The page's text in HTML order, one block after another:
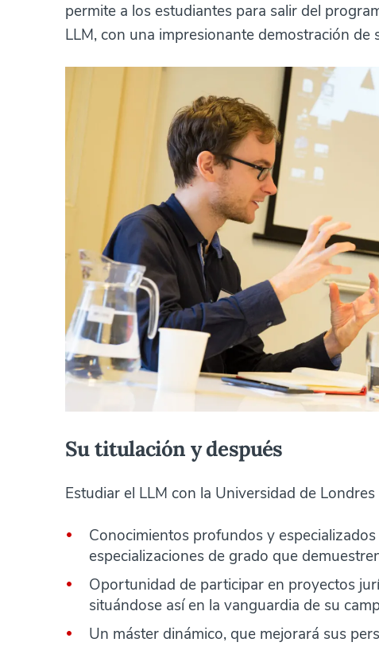
permite a los estudiantes para salir del
LLM, con una impresionante demostración
Su titulación y después
Estudiar el LLM con la Universidad de
Conocimientos profundos y
especializaciones de grado que
Oportunidad de participar en proyectos
situándose así en la vanguardia de su
Un máster dinámico, que mejorará sus